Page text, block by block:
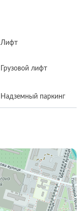
Лифт
Грузовой лифт
Надземный паркинг